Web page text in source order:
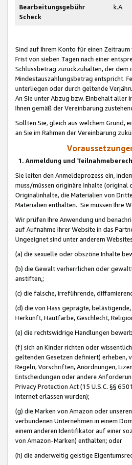
Bearbeitungsgebühr
Scheck
k.A.
Sind auf Ihrem Konto für einen
Frist von sieben Tagen nach einer
Schlussbetrag zurückzuhalten, der dem
Mindestauszahlungsbetrag entspricht.
unterliegen oder durch geltende
An Sie unter Abzug bzw. Einbehalt
Ihnen gemäß der Vereinbarung
Sollten Sie, gleich aus welchem Grund,
an Sie im Rahmen der Vereinbarung
1. Anmeldung und
Sie leiten den Anmeldeprozess ein,
muss/müssen originäre Inhalte (original
Originalinhalte, die Materialien von
Materialien enthalten. Sie müssen Ihre
Wir prüfen Ihre Anwendung und
auf Aufnahme Ihrer Website in das
Ungeeignet sind unter anderem
(a) die sexuelle oder obszöne Inhalte
(b) die Gewalt verherrlichen oder
anstiften,;
(c) die falsche, irreführende,
(d) die von Hass geprägte,
Herkunft, Hautfarbe, Geschlecht,
(e) die rechtswidrige Handlungen
(f) sich an Kinder richten oder
geltenden Gesetzen definiert) erheben,
Regeln, Vorschriften, Anordnungen,
Entscheidungen oder andere
Privacy Protection Act (15 U.S.C. §§
Internet erlassen wurden);
(g) die Marken von Amazon oder
verbundenen Unternehmen in einem
einem anderen Identifikator auf einer
von Amazon-Marken) enthalten; oder
(h) die anderweitig geistige